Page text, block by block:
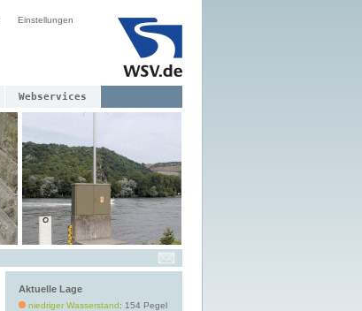
Einstellungen
Webservices
Aktuelle Lage
niedriger Wasserstand: 154 Pegel